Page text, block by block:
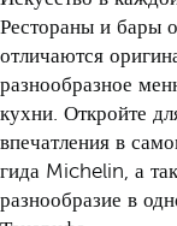
Рестораны и бары
отличаются
разнообразное
кухни. Откройте
впечатления в
гида Michelin, а
разнообразие в